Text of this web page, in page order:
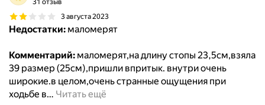
31 отзыв
3 августа 2023
Недостатки: маломерят
Комментарий: маломерят,на длину стопы 23,5см,взяла
39 размер (25см),пришли впритык. внутри очень
широкие.в целом,очень странные ощущения при
ходьбе в… Читать ещё